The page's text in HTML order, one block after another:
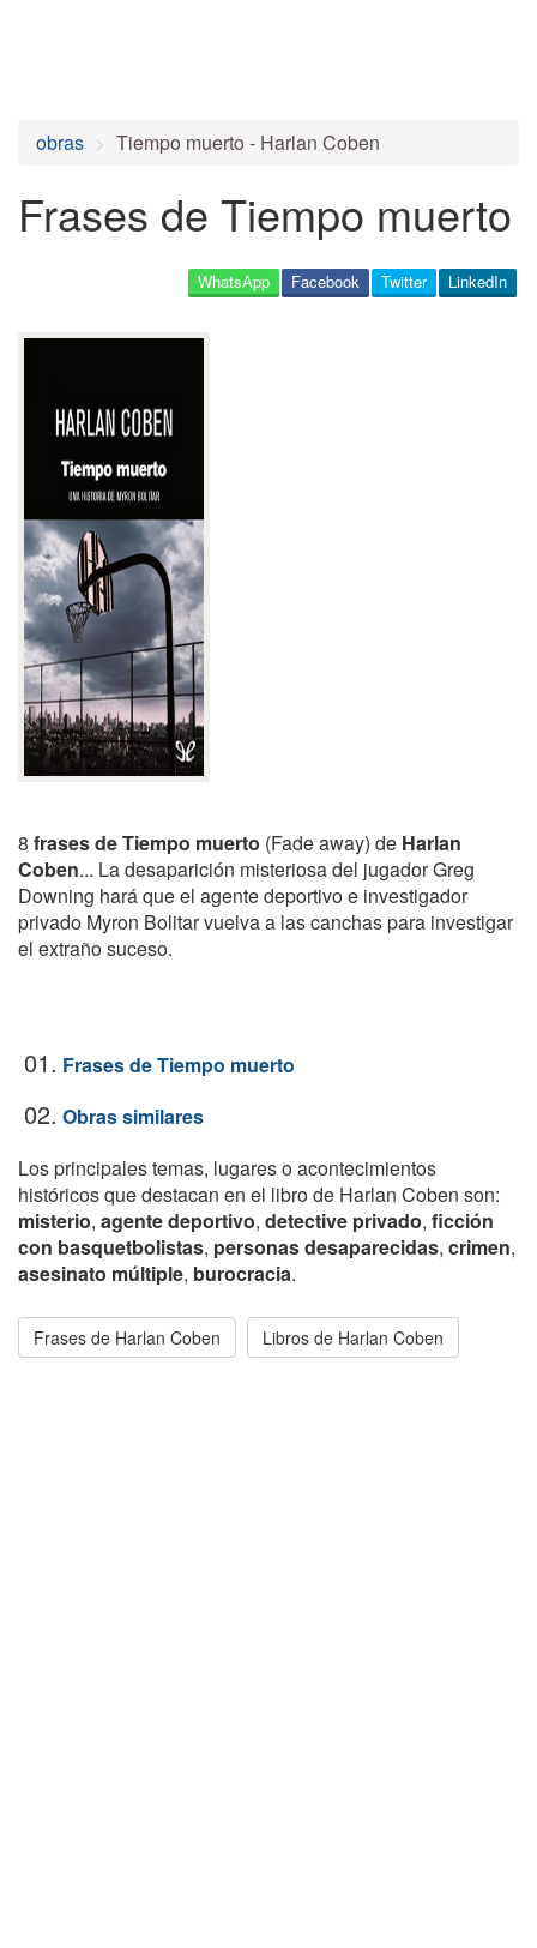
obras Tiempo muerto - Harlan Coben
Frases de Tiempo muerto
LinkedIn
Twitter
Facebook
WhatsApp
8 frases de Tiempo muerto (Fade away) de Harlan
Coben... La desaparición misteriosa del jugador Greg
Downing hará que el agente deportivo e investigador
privado Myron Bolitar vuelva a las canchas para investigar
el extraño suceso.
01. Frases de Tiempo muerto
02. Obras similares
Los principales temas, lugares o acontecimientos
históricos que destacan en el libro de Harlan Coben son:
misterio, agente deportivo, detective privado, ficción
con basquetbolistas, personas desaparecidas, crimen,
asesinato múltiple, burocracia.
Frases de Harlan Coben Libros de Harlan Coben